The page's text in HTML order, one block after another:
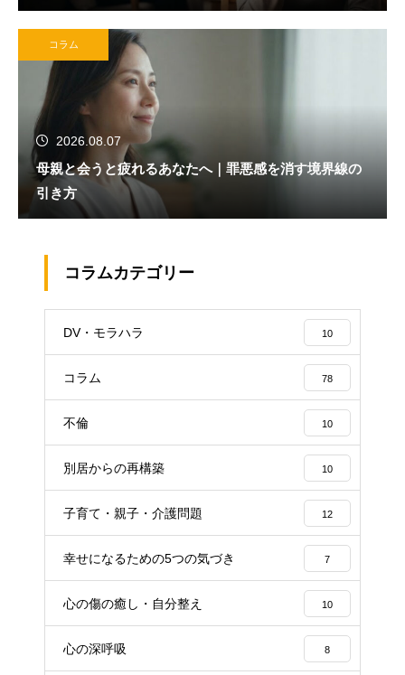
コラム
2026.08.07
母親と会うと疲れるあなたへ｜罪悪感を消す境界線の
引き方
コラムカテゴリー
DV・モラハラ 10
コラム 78
不倫 10
別居からの再構築 10
子育て・親子・介護問題 12
幸せになるための5つの気づき 7
心の傷の癒し・自分整え 10
心の深呼吸 8